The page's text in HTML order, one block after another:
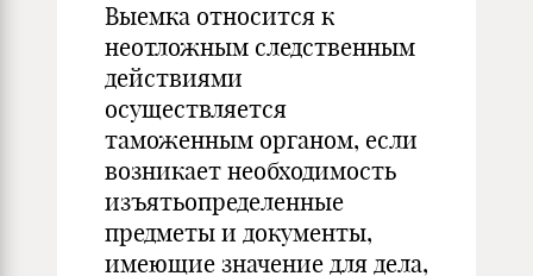
Выемка относится к
неотложным следственным
дей­ствиями
осуществляется
таможенным органом, если
воз­никает необходимость
изъятьопределенные
предметы и документы,
имеющие значение для дела,